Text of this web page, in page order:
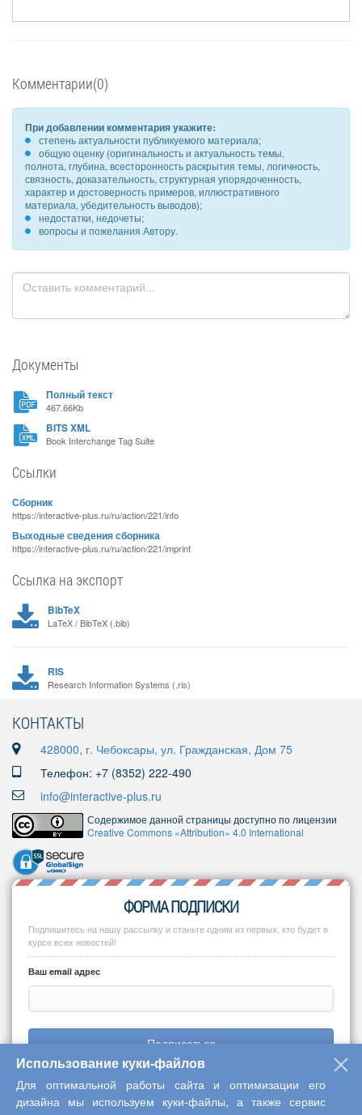
Комментарии(0)
При добавлении комментария укажите:
степень актуальности публикуемого материала;
общую оценку (оригинальность и актуальность темы,
полнота, глубина, всесторонность раскрытия темы, логичность,
связность, доказательность, структурная упорядоченность,
характер и достоверность примеров, иллюстративного
материала, убедительность выводов);
недостатки, недочеты;
вопросы и пожелания Автору.
Документы
Полный текст
467.66Kb
BITS XML
Book Interchange Tag Suite
Ссылки
Сборник
https://interactive-plus.ru/ru/action/221/info
Выходные сведения сборника
https://interactive-plus.ru/ru/action/221/imprint
Ссылка на экспорт
BibTeX
LaTeX / BibTeX (.bib)
RIS
Research Information Systems (.ris)
КОНТАКТЫ
428000, г. Чебоксары, ул. Гражданская, Дом 75
Телефон: +7 (8352) 222-490
info@interactive-plus.ru
Содержимое данной страницы доступно по лицензии
Creative Commons «Attribution» 4.0 International
ФОРМА ПОДПИСКИ
Подпишитесь на нашу рассылку и станьте одним из первых, кто будет в
курсе всех новостей!
Ваш email адрес
Подписаться
Использование куки-файлов
Для оптимальной работы сайта и оптимизации его
дизайна мы используем куки-файлы, а также сервис